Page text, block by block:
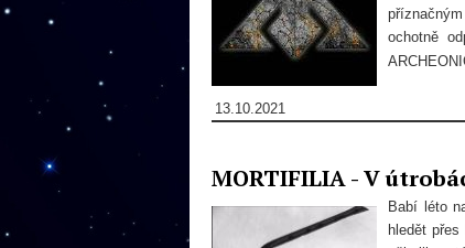
ochotně
13.10.2021
MORTIFILIA - V
Babí léto
hledět